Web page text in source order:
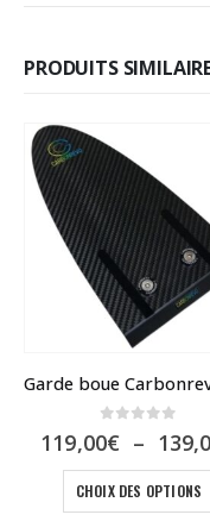
PRODUITS
119,00€ –
CHOIX DES OPTIONS